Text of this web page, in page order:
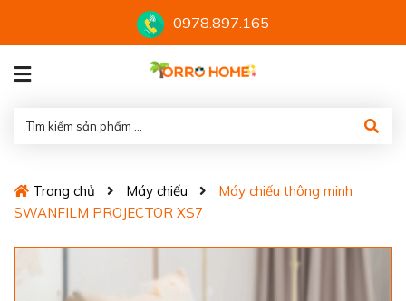
0978.897.165
Trang chủ Máy chiếu
Máy chiếu thông minh
SWANFILM PROJECTOR XS7